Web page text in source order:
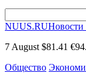
NUUS.RUНовости
7 August $81.41
Общество